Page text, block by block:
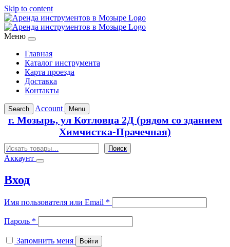
Skip to content
Меню
Главная
Каталог инструмента
Карта проезда
Доставка
Контакты
Search Account Menu
г. Мозырь, ул Котловца 2Д (рядом со зданием
Химчистка-Прачечная)
Поиск Поиск
Аккаунт
Вход
Имя пользователя или Email *
Пароль *
Запомнить меня Войти